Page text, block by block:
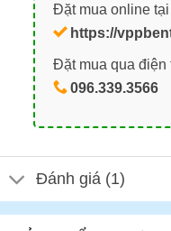
Đặt mua online
https://
Đặt mua qua điện
096.339.3566
Đánh giá (1)